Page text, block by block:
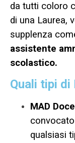
da tutti coloro
di una Laurea,
supplenza
assistente
scolastico.
Quali tipi di
MAD
qualsiasi